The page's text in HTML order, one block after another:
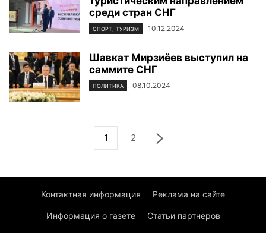
среди стран СНГ
СПОРТ, ТУРИЗМ 10.12.2024
Шавкат Мирзиёев выступил на
саммите СНГ
ПОЛИТИКА 08.10.2024
1 2
Контактная информация Реклама на сайте
Информация о газете Статьи партнеров